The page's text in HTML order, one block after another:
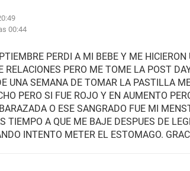
00:44
PERDI A MI BEBE Y ME HICIERON
RELACIONES PERO ME TOME LA POST
UNA SEMANA DE TOMAR LA PASTILLA
PERO SI FUE ROJO Y EN AUMENTO
O ESE SANGRADO FUE MI
TIEMPO A QUE ME BAJE DESPUES DE
INTENTO METER EL ESTOMAGO.